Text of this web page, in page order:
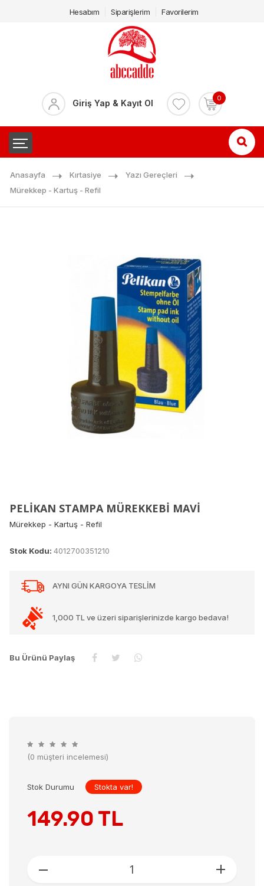
Hesabım Siparişlerim Favorilerim
Giriş Yap & Kayıt Ol 0
Anasayfa Kırtasiye
Yazı Gereçleri
Mürekkep - Kartuş - Refil
PELİKAN STAMPA MÜREKKEBİ MAVİ
Mürekkep - Kartuş - Refil
Stok Kodu: 4012700351210
AYNI GÜN KARGOYA TESLİM
1,000 TL ve üzeri siparişlerinizde kargo bedava!
Bu Ürünü Paylaş
(0 müşteri incelemesi)
Stok Durumu Stokta var!
149.90 TL